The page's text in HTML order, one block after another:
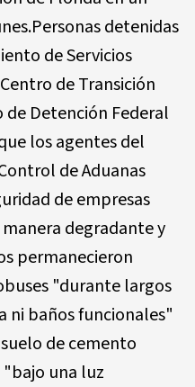
detenidas
de Servicios
de Transición
de Detención Federal
los agentes del
de Aduanas
de empresas
degradante y
permanecieron
"durante largos
ni baños funcionales"
de cemento
"bajo una luz